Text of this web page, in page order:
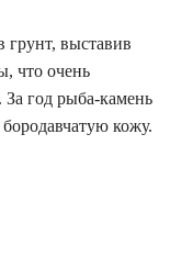
грунт, выставив
что очень
год рыба-камень
кожу.